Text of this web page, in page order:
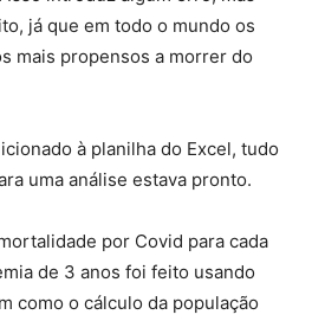
já que em todo o mundo os
mais propensos a morrer do
à planilha do Excel, tudo
uma análise estava pronto.
por Covid para cada
de 3 anos foi feito usando
como o cálculo da população